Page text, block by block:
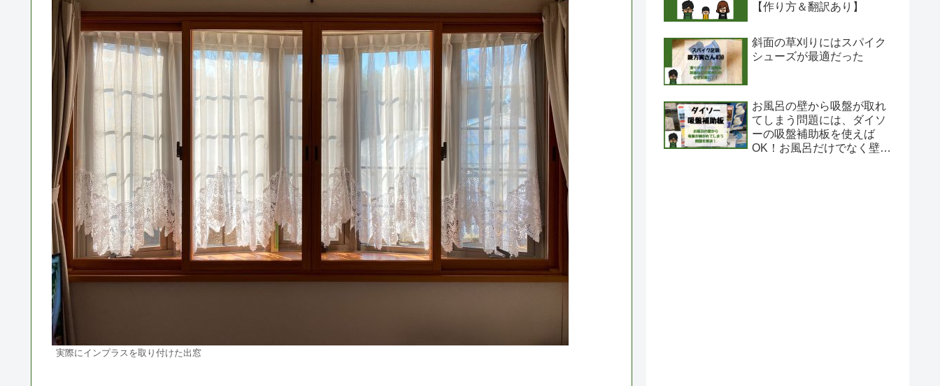
実際にインプラスを取り付けた出窓
【作り方＆翻訳あり】
斜面の草刈りにはスパイク
シューズが最適だった
お風呂の壁から吸盤が取れ
てしまう問題には、ダイソ
ーの吸盤補助板を使えば
OK！お風呂だけでなく壁に